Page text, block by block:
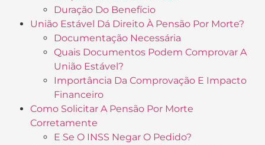
Duração Do Benefício
União Estável Dá Direito À Pensão Por Morte?
Documentação Necessária
Quais Documentos Podem Comprovar A
União Estável?
Importância Da Comprovação E Impacto
Financeiro
Como Solicitar A Pensão Por Morte
Corretamente
E Se O INSS Negar O Pedido?